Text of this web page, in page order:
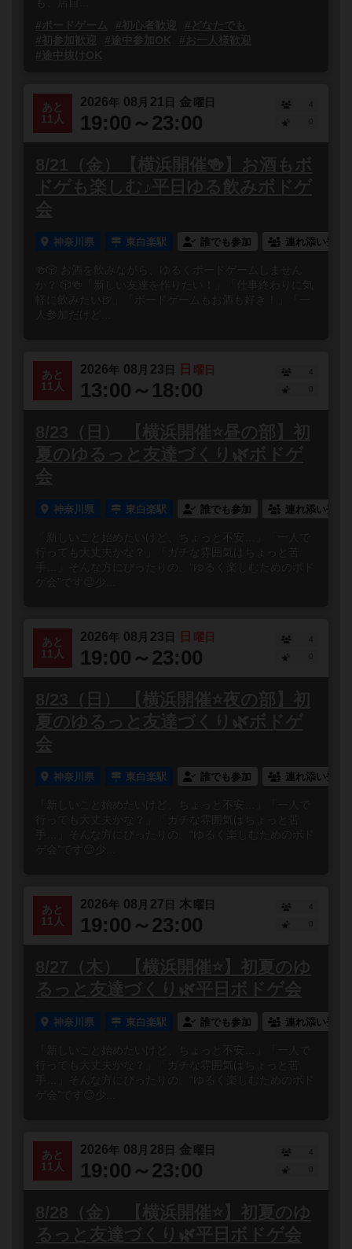
#ボードゲーム
#初心者歓迎
#どなたでも
#初参加歓迎
#途中参加OK
#お一人様歓迎
#途中抜けOK
あと
11人
2026年 08 月 21 日 金曜日
19:00～23:00
4
8/21（金）【横浜開催🍻】お酒もボ
ドゲも楽しむ♪平日ゆる飲みボドゲ
会
神奈川県 東白楽駅 誰でも参加 連れ添い登録
🍻🎲 お酒を飲みながら、ゆるくボードゲームしません
か？ 🎲🍻「新しい友達を作りたい！」「仕事終わりに気
軽に飲みたい🍺」「ボードゲームもお酒も好き！」「一
人参加だけど...
あと
11人
2026年 08 月 23 日 日 曜日
13:00～18:00
4
8/23（日） 【横浜開催⭐️昼の部】初
夏のゆるっと友達づくり🌿ボドゲ
会
神奈川県 東白楽駅 誰でも参加 連れ添い登録
「新しいこと始めたいけど、ちょっと不安…」「一人で
行っても大丈夫かな？」「ガチな雰囲気はちょっと苦
手…」そんな方にぴったりの、“ゆるく楽しむためのボド
ゲ会”です😊少...
あと
11人
2026年 08 月 23 日 日 曜日
19:00～23:00
4
8/23（日） 【横浜開催⭐️夜の部】初
夏のゆるっと友達づくり🌿ボドゲ
会
神奈川県 東白楽駅 誰でも参加 連れ添い登録
「新しいこと始めたいけど、ちょっと不安…」「一人で
行っても大丈夫かな？」「ガチな雰囲気はちょっと苦
手…」そんな方にぴったりの、“ゆるく楽しむためのボド
ゲ会”です😊少...
あと
11人
2026年 08 月 27 日 木曜日
19:00～23:00
4
8/27（木） 【横浜開催⭐️】初夏のゆ
るっと友達づくり🌿平日ボドゲ会
神奈川県 東白楽駅 誰でも参加 連れ添い登録
「新しいこと始めたいけど、ちょっと不安…」「一人で
行っても大丈夫かな？」「ガチな雰囲気はちょっと苦
手…」そんな方にぴったりの、“ゆるく楽しむためのボド
ゲ会”です😊少...
あと
11人
2026年 08 月 28 日 金曜日
19:00～23:00
4
8/28（金） 【横浜開催⭐️】初夏のゆ
るっと友達づくり🌿平日ボドゲ会